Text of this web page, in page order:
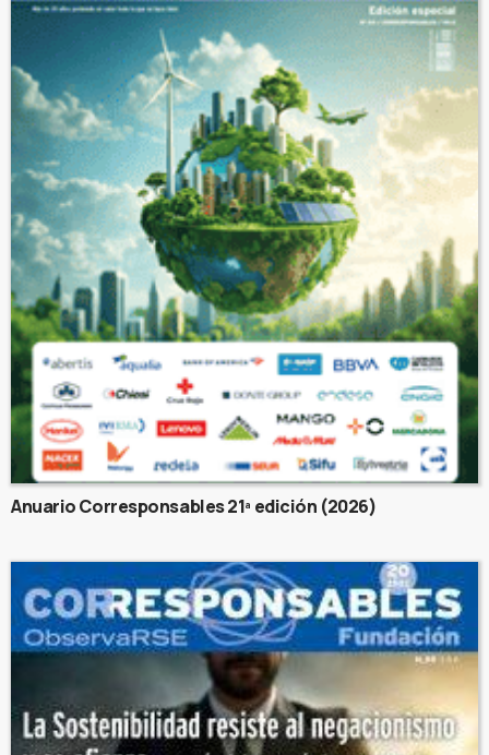
Anuario Corresponsables 21ª edición (2026)